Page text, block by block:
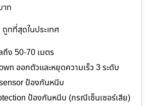
าท
กที่สุดในประเทศ
ถึง 50-70 เมตร
ออกตัวและหยุดความเร็ว 3 ระดับ
ป้องกันหนีบ
ป้องกันหนีบ (กรณีเซ็นเซอร์เสีย)